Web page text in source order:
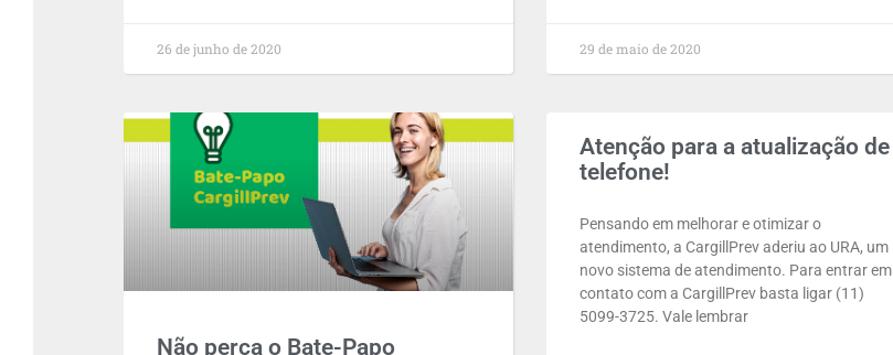
26 de junho de 2020 29 de maio de 2020
Não perca o Bate-Papo
Atenção para a atualização de
telefone!
Pensando em melhorar e otimizar o
atendimento, a CargillPrev aderiu ao URA, um
novo sistema de atendimento. Para entrar em
contato com a CargillPrev basta ligar (11)
5099-3725. Vale lembrar